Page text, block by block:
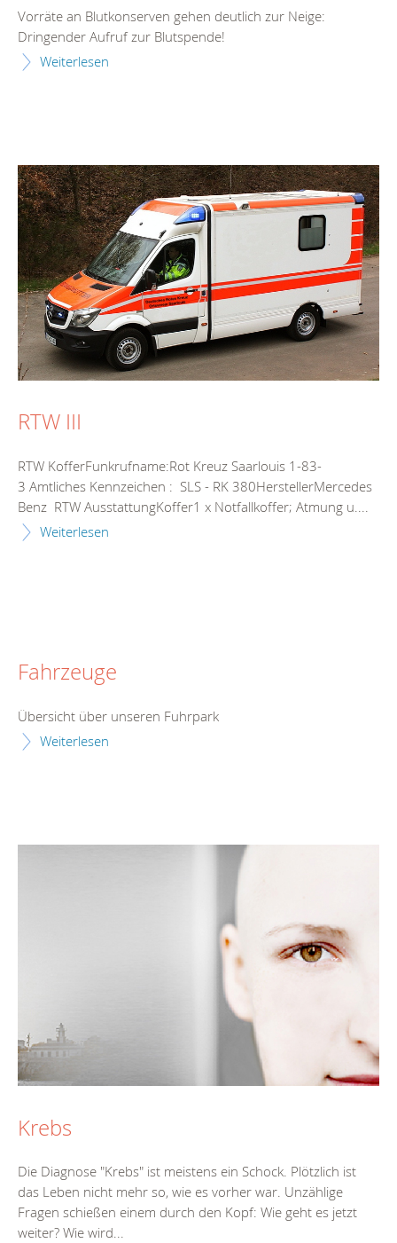
Vorräte an Blutkonserven gehen deutlich zur Neige:
Dringender Aufruf zur Blutspende!
Weiterlesen
RTW III
RTW KofferFunkrufname:Rot Kreuz Saarlouis 1-83-
3 Amtliches Kennzeichen : SLS - RK 380HerstellerMercedes
Benz RTW AusstattungKoffer1 x Notfallkoffer; Atmung u....
Weiterlesen
Fahrzeuge
Übersicht über unseren Fuhrpark
Weiterlesen
Krebs
Die Diagnose "Krebs" ist meistens ein Schock. Plötzlich ist
das Leben nicht mehr so, wie es vorher war. Unzählige
Fragen schießen einem durch den Kopf: Wie geht es jetzt
weiter? Wie wird...